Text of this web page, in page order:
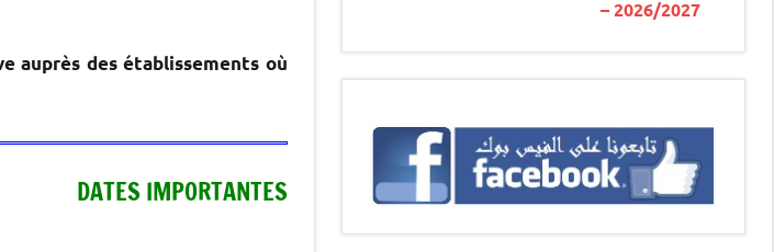
auprès des établissements où
DATES IMPORTANTES
– 2026/2027